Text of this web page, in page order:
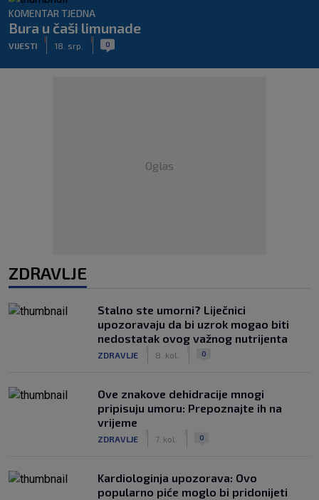
KOMENTAR TJEDNA
Bura u čaši limunade
VIJESTI 18. srp. 0
Oglas
ZDRAVLJE
Stalno ste umorni? Liječnici
upozoravaju da bi uzrok mogao biti
nedostatak ovog važnog nutrijenta
ZDRAVLJE 8. kol. 0
Ove znakove dehidracije mnogi
pripisuju umoru: Prepoznajte ih na
vrijeme
ZDRAVLJE 7. kol. 0
Kardiologinja upozorava: Ovo
popularno piće moglo bi pridonijeti